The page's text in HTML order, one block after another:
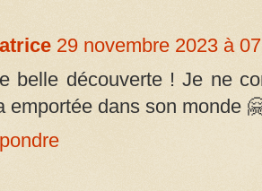
29 novembre 2023 à
belle découverte ! Je ne
emportée dans son monde